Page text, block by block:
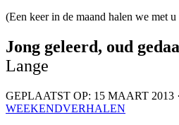
(Een keer in de maand halen we met
Jong geleerd, oud
Lange
GEPLAATST OP: 15 MAART 2013
WEEKENDVERHALEN